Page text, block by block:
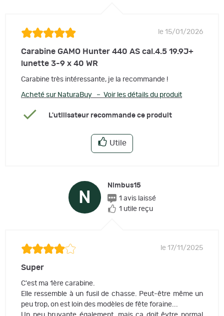
le 15/01/2026
Carabine GAMO Hunter 440 AS cal.4.5 19.9J+
lunette 3-9 x 40 WR
Carabine très intéressante, je la recommande !
Acheté sur NaturaBuy – Voir les détails du produit
L'utilisateur recommande ce produit
Utile
N
Nimbus15
1 avis laissé
1 utile reçu
le 17/11/2025
Super
C'est ma 1ère carabine.
Elle ressemble à un fusil de chasse. Peut-être même un
peu trop, on est loin des modèles de fête foraine...